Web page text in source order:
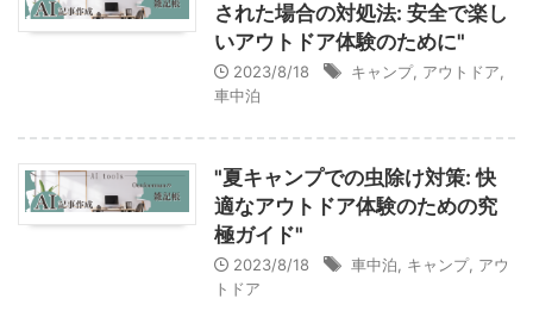
された場合の対処法: 安全で楽し
いアウトドア体験のために"
2023/8/18 キャンプ, アウトドア
車中泊
"夏キャンプでの虫除け対策: 快
適なアウトドア体験のための究
極ガイド"
2023/8/18 車中泊 キャンプ, アウ
トドア